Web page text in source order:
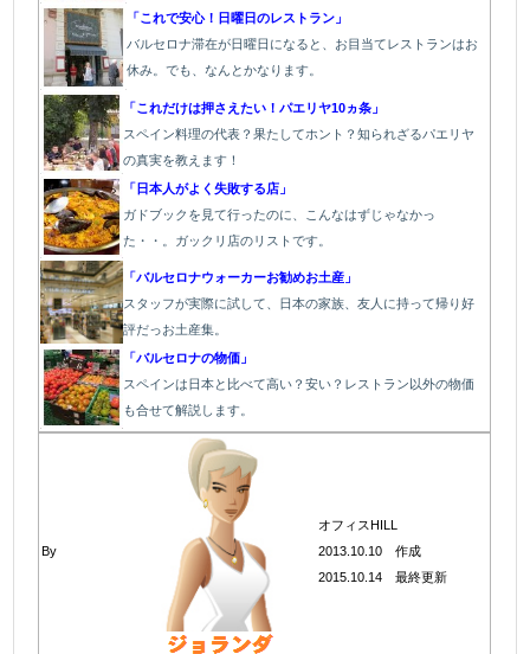
「これで安心！日曜日のレストラン」
バルセロナ滞在が日曜日になると、お目当てレストランはお
休み。でも、なんとかなります。
「これだけは押さえたい！パエリヤ10ヵ条」
スペイン料理の代表？果たしてホント？知られざるパエリヤ
の真実を教えます！
「日本人がよく失敗する店」
ガドブックを見て行ったのに、こんなはずじゃなかっ
た・・。ガックリ店のリストです。
「バルセロナウォーカーお勧めお土産」
スタッフが実際に試して、日本の家族、友人に持って帰り好
評だっお土産集。
「バルセロナの物価」
スペインは日本と比べて高い？安い？レストラン以外の物価
も合せて解説します。
By
オフィスHILL
2013.10.10 作成
2015.10.14 最終更新